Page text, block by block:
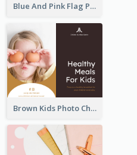
Blue And Pink Flag Photo Memorial Day Facebook Post
Brown Kids Photo Children Meal Cooking Facebook Post